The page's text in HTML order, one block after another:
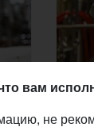
вам
не